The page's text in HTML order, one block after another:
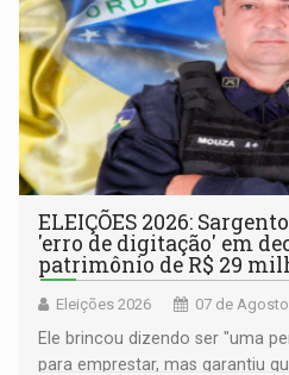
ELEIÇÕES 2026:
'erro de digitação' em
patrimônio de R$ 29
Eleições 2026 07 de
Ele brincou dizendo ser "uma
para emprestar, mas garantiu